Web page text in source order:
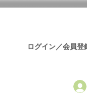
ログイン／会員登